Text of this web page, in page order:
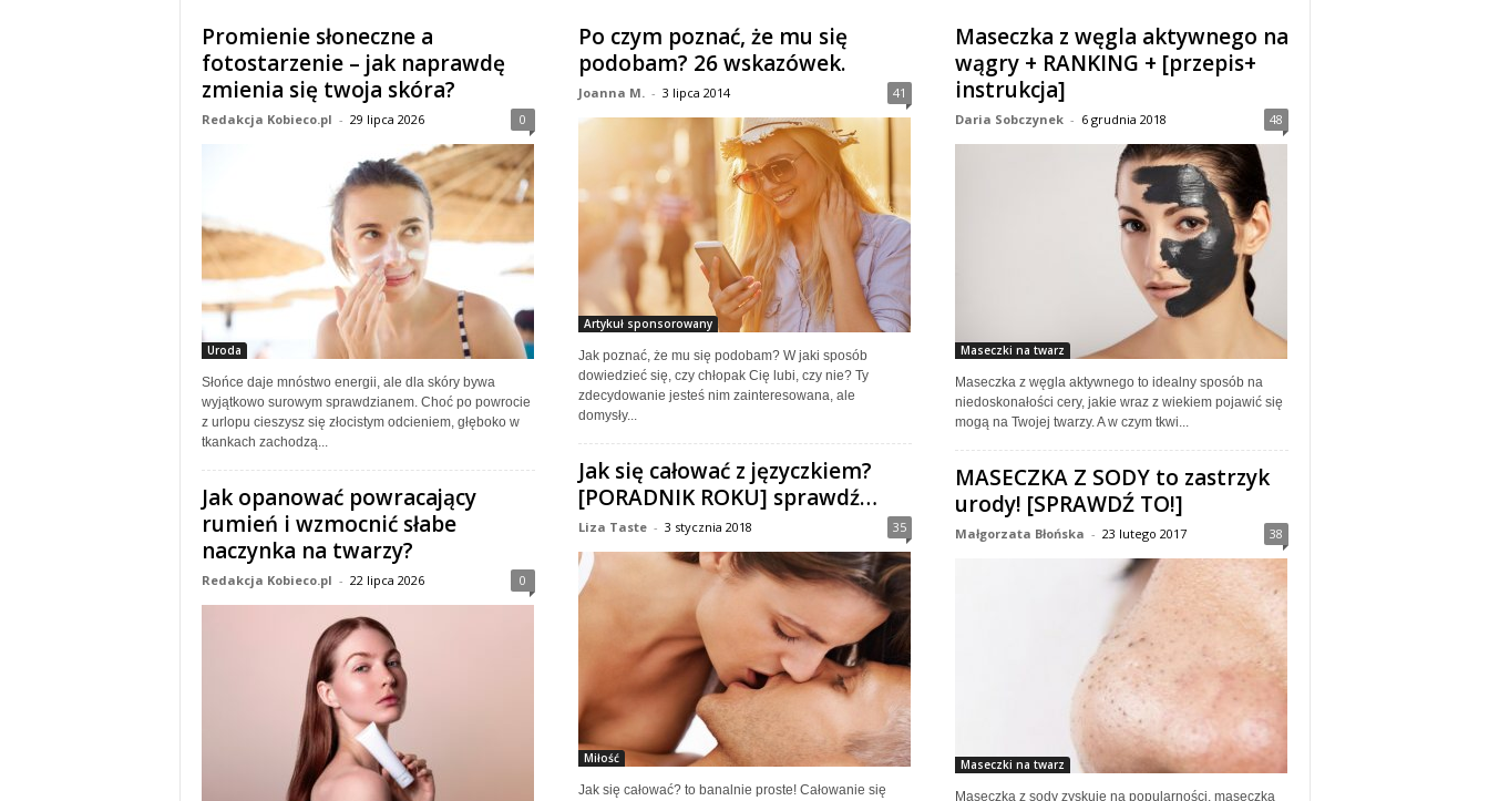
Promienie słoneczne a
fotostarzenie – jak naprawdę
zmienia się twoja skóra?
Redakcja Kobieco.pl - 29 lipca 2026 0
Uroda
Słońce daje mnóstwo energii, ale dla skóry bywa
wyjątkowo surowym sprawdzianem. Choć po powrocie
z urlopu cieszysz się złocistym odcieniem, głęboko w
tkankach zachodzą...
Jak opanować powracający
rumień i wzmocnić słabe
naczynka na twarzy?
Redakcja Kobieco.pl - 22 lipca 2026 0
Po czym poznać, że mu się
podobam? 26 wskazówek.
Joanna M. - 3 lipca 2014 41
Artykuł sponsorowany
Jak poznać, że mu się podobam? W jaki sposób
dowiedzieć się, czy chłopak Cię lubi, czy nie? Ty
zdecydowanie jesteś nim zainteresowana, ale
domysły...
Jak się całować z języczkiem?
[PORADNIK ROKU] sprawdź…
Liza Taste - 3 stycznia 2018 35
Miłość
Jak się całować? to banalnie proste! Całowanie się
Maseczka z węgla aktywnego na
wągry + RANKING + [przepis+
instrukcja]
Daria Sobczynek - 6 grudnia 2018 48
Maseczki na twarz
Maseczka z węgla aktywnego to idealny sposób na
niedoskonałości cery, jakie wraz z wiekiem pojawić się
mogą na Twojej twarzy. A w czym tkwi...
MASECZKA Z SODY to zastrzyk
urody! [SPRAWDŹ TO!]
Małgorzata Błońska - 23 lutego 2017 38
Maseczki na twarz
Maseczka z sody zyskuje na popularności, maseczka